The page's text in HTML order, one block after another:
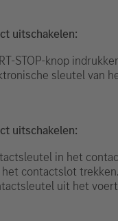
uitschakelen:
STOP-knop
sleutel van
uitschakelen:
in het
contactslot trekken.
uit het